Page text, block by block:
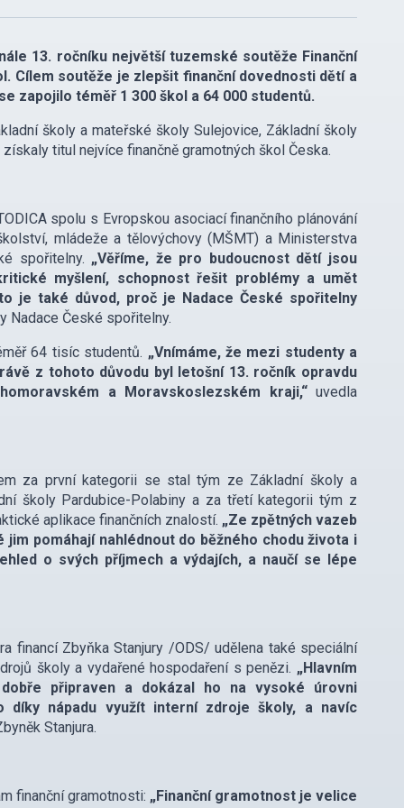
13. ročníku největší tuzemské soutěže Finanční
Cílem soutěže je zlepšit finanční dovednosti dětí a
zapojilo téměř 1 300 škol a 64 000 studentů.
školy a mateřské školy Sulejovice, Základní školy
titul nejvíce finančně gramotných škol Česka.
spolu s Evropskou asociací finančního plánování
mládeže a tělovýchovy (MŠMT) a Ministerstva
spořitelny. „Věříme, že pro budoucnost dětí jsou
myšlení, schopnost řešit problémy a umět
je také důvod, proč je Nadace České spořitelny
Nadace České spořitelny.
64 tisíc studentů. „Vnímáme, že mezi studenty a
z tohoto důvodu byl letošní 13. ročník opravdu
a Moravskoslezském kraji,“ uvedla
za první kategorii se stal tým ze Základní školy a
školy Pardubice-Polabiny a za třetí kategorii tým z
aplikace finančních znalostí. „Ze zpětných vazeb
pomáhají nahlédnout do běžného chodu života i
o svých příjmech a výdajích, a naučí se lépe
financí Zbyňka Stanjury /ODS/ udělena také speciální
školy a vydařené hospodaření s penězi. „Hlavním
připraven a dokázal ho na vysoké úrovni
nápadu využít interní zdroje školy, a navíc
Stanjura.
finanční gramotnosti: „Finanční gramotnost je velice